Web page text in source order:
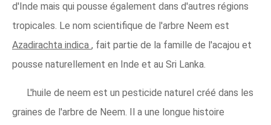
d'Inde mais qui pousse également dans d'autres régions
tropicales. Le nom scientifique de l'arbre Neem est
Azadirachta indica , fait partie de la famille de l'acajou et
pousse naturellement en Inde et au Sri Lanka.
L'huile de neem est un pesticide naturel créé dans les
graines de l'arbre de Neem. Il a une longue histoire